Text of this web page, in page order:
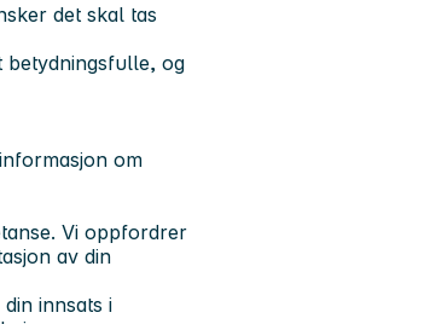
det skal tas
betydningsfulle, og
om
Vi oppfordrer
av din
innsats i